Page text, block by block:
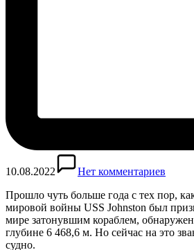
10.08.2022
Нет комментариев
Прошло чуть больше года с тех пор,
мировой войны USS Johnston был
мире затонувшим кораблем,
глубине 6 468,6 м. Но сейчас на это
судно.